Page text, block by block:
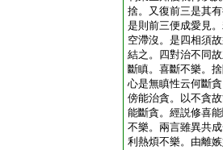
捨。又復前三是其
是則前三便成愛見
空滯沒。是四相須
結之。四對治不同
斷瞋。喜斷不樂。
心是無瞋性云何斷
傍能治貪。以不貪
能斷貪。經説修喜
不樂。兩言雖異共
利熱煩不樂。由離